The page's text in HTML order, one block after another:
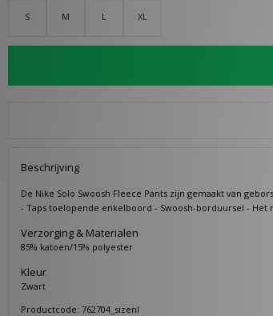
S M L XL
Beschrijving
De Nike Solo Swoosh Fleece Pants zijn gemaakt van
- Taps toelopende enkelboord - Swoosh-borduursel - Het
Verzorging & Materialen
85% katoen/15% polyester
Kleur
Zwart
Productcode: 762704_sizenl